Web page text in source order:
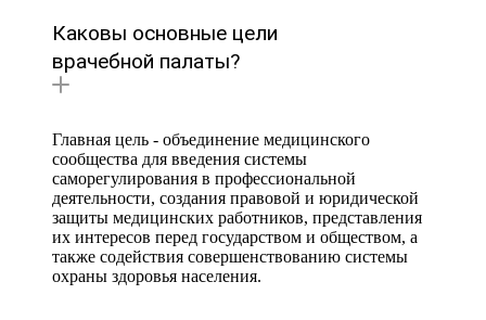
Каковы основные цели
врачебной палаты?
Главная цель - объединение медицинского
сообщества для введения системы
саморегулирования в профессиональной
деятельности, создания правовой и юридической
защиты медицинских работников, представления
их интересов перед государством и обществом, а
также содействия совершенствованию системы
охраны здоровья населения.